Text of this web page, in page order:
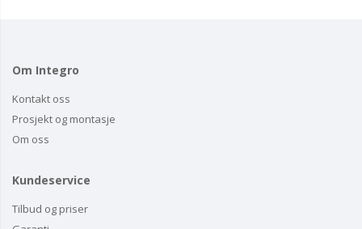
Om Integro
Kontakt oss
Prosjekt og montasje
Om oss
Kundeservice
Tilbud og priser